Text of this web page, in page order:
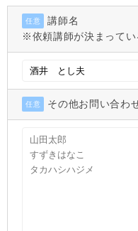
任意
講師名
※依頼講師が決まってい
任意 その他お問い合わ